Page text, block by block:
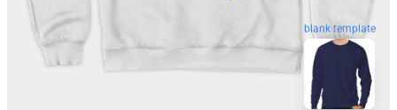
blank template